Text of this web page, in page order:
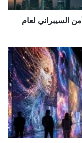
السيبراني لعام